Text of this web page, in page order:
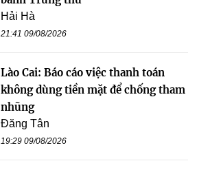
Hải Hà
21:41 09/08/2026
Lào Cai: Báo cáo việc thanh toán
không dùng tiền mặt để chống tham
nhũng
Đăng Tân
19:29 09/08/2026